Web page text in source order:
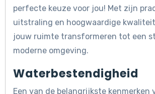
perfecte keuze voor jou! Met zijn
uitstraling en hoogwaardige
jouw ruimte transformeren tot een
moderne omgeving.
Waterbestendigheid
Een van de belangrijkste kenmerken